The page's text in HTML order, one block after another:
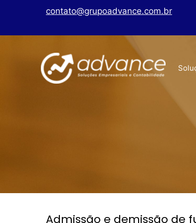
contato@grupoadvance.com.br
Admissão e demissão de